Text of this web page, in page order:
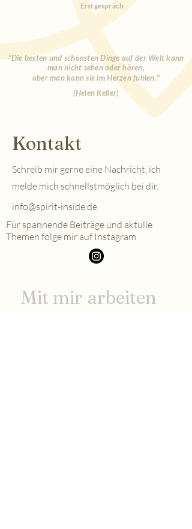
Erstgespräch
"Die besten und schönsten Dinge auf der Welt kann
man nicht sehen oder hören,
aber man kann sie im Herzen fühlen."
(Helen Keller)
Kontakt
Schreib mir gerne eine Nachricht, ich
melde mich schnellstmöglich bei dir.
info@spirit-inside.de
Für spannende Beiträge und aktulle
Themen folge mir auf Instagram
Mit mir arbeiten